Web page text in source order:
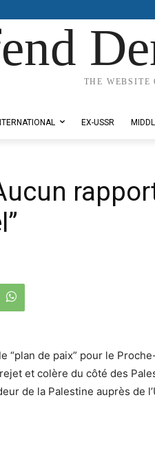
THE
EX-USSR
“plan de paix” pour le
et colère du côté des
de la Palestine auprès de